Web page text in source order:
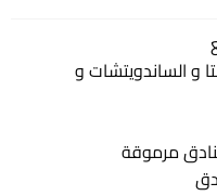
و الساندويتشات و
مرموقة